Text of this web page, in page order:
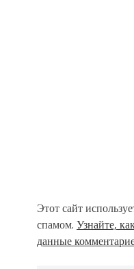
Этот сайт
спамом. Узнайте,
данные